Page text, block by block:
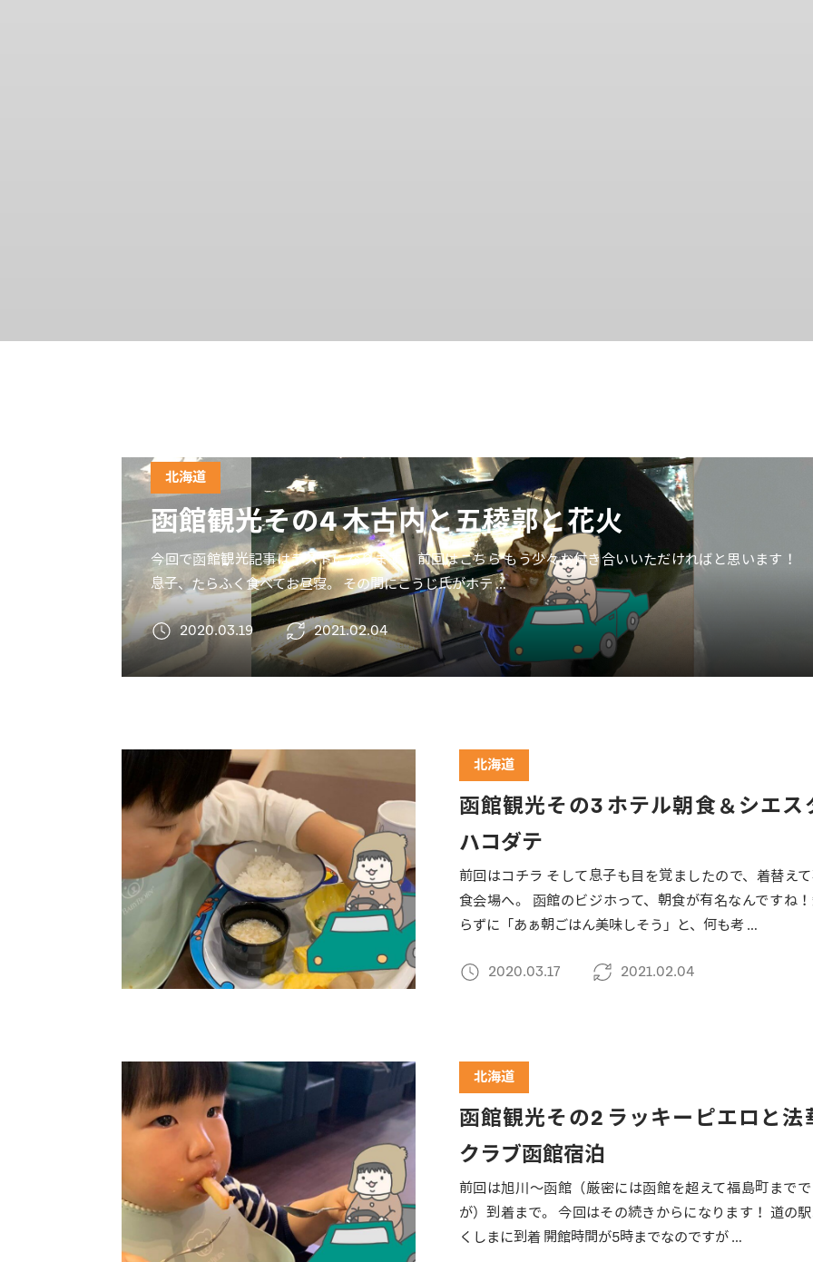
北海道
函館観光その4 木古内と五稜郭と花火
今回で函館観光記事はラストになります。 前回はこちら もう少々お付き合いいただければと思います！
息子、たらふく食べてお昼寝。 その間にこうじ氏がホテ …
2020.03.19 2021.02.04
北海道
函館観光その3 ホテル朝食＆シエス
ハコダテ
前回はコチラ そして息子も目を覚ましたので、着替え
食会場へ。 函館のビジホって、朝食が有名なんですね
らずに「あぁ朝ごはん美味しそう」と、何も考 …
2020.03.17 2021.02.04
北海道
函館観光その2 ラッキーピエロと法
クラブ函館宿泊
前回は旭川～函館（厳密には函館を超えて福島町まで
が）到着まで。 今回はその続きからになります！ 道の
くしまに到着 開館時間が5時までなのですが …